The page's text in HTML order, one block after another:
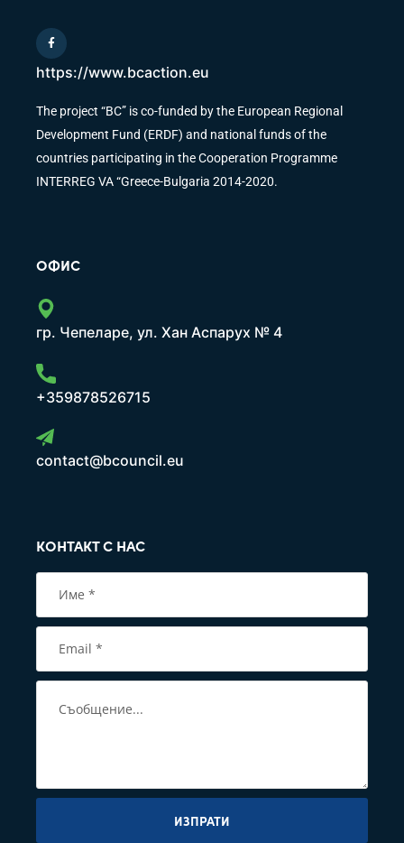
https://www.bcaction.eu
The project “BC” is co-funded by the European Regional
Development Fund (ERDF) and national funds of the
countries participating in the Cooperation Programme
INTERREG VA “Greece-Bulgaria 2014-2020.
ОФИС
гр. Чепеларе, ул. Хан Аспарух № 4
+359878526715
contact@bcouncil.eu
КОНТАКТ С НАС
ИЗПРАТИ